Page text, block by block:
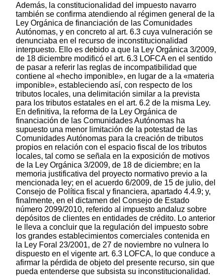
Además, la constitucionalidad del impuesto navarro
también se confirma atendiendo al régimen general de la
Ley Orgánica de financiación de las Comunidades
Autónomas, y en concreto al art. 6.3 cuya vulneración se
denunciaba en el recurso de inconstitucionalidad
interpuesto. Ello es debido a que la Ley Orgánica 3/2009,
de 18 diciembre modificó el art. 6.3 LOFCA en el sentido
de pasar a referir las reglas de incompatibilidad que
contiene al «hecho imponible», en lugar de a la «materia
imponible», estableciendo así, con respecto de los
tributos locales, una delimitación similar a la prevista
para los tributos estatales en el art. 6.2 de la misma Ley.
En definitiva, la reforma de la Ley Orgánica de
financiación de las Comunidades Autónomas ha
supuesto una menor limitación de la potestad de las
Comunidades Autónomas para la creación de tributos
propios en relación con el espacio fiscal de los tributos
locales, tal como se señala en la exposición de motivos
de la Ley Orgánica 3/2009, de 18 de diciembre; en la
memoria justificativa del proyecto normativo previo a la
mencionada ley; en el acuerdo 6/2009, de 15 de julio, del
Consejo de Política fiscal y financiera, apartado 4.4.9; y,
finalmente, en el dictamen del Consejo de Estado
número 2099/2010, referido al impuesto andaluz sobre
depósitos de clientes en entidades de crédito. Lo anterior
le lleva a concluir que la regulación del impuesto sobre
los grandes establecimientos comerciales contenida en
la Ley Foral 23/2001, de 27 de noviembre no vulnera lo
dispuesto en el vigente art. 6.3 LOFCA, lo que conduce a
afirmar la pérdida de objeto del presente recurso, sin que
pueda entenderse que subsista su inconstitucionalidad.